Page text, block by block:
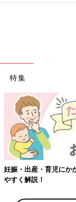
特集
かかる費用やもらえ